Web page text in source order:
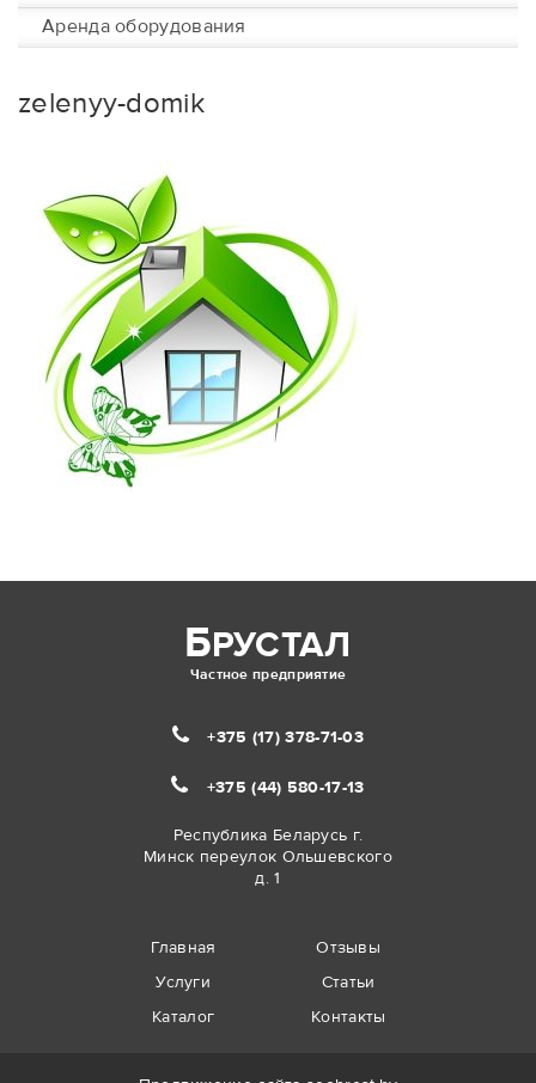
Аренда оборудования
zelenyy-domik
БРУСТАЛ
Частное предприятие
+375 (17) 378-71-03
+375 (44) 580-17-13
Республика Беларусь г.
Минск переулок Ольшевского
д. 1
Главная
Услуги
Каталог
Отзывы
Статьи
Контакты